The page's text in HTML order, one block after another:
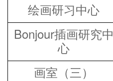
绘画研习中心
Bonjour插画研究中
心
画室（三）